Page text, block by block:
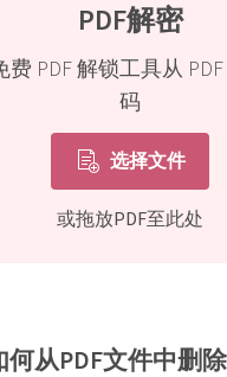
PDF解密
PDF 解锁工具从
码
选择文件
或拖放PDF至此处
何从PDF文件中删